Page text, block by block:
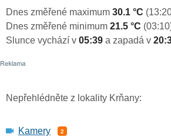
Dnes změřené maximum 30.1 °C
Dnes změřené minimum 21.5 °C
Slunce vychází v 05:39 a zapadá v
Nepřehlédněte z lokality Krňany:
Kamery 2